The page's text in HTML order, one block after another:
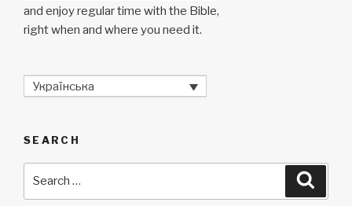
and enjoy regular time with the Bible,
right when and where you need it.
Українська
SEARCH